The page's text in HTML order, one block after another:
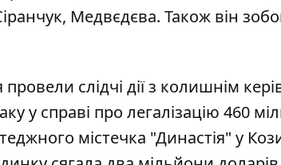
Медвєдєва. Також він
слідчі дії з колишнім
у справі про легалізацію 460
містечка "Династія" у